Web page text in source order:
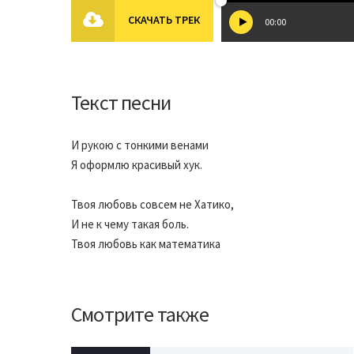
СКАЧАТЬ ТРЕК 00:00
Текст песни
И рукою с тонкими венами
Я оформлю красивый хук.
Твоя любовь совсем не Хатико,
И не к чему такая боль.
Твоя любовь как математика
Смотрите также